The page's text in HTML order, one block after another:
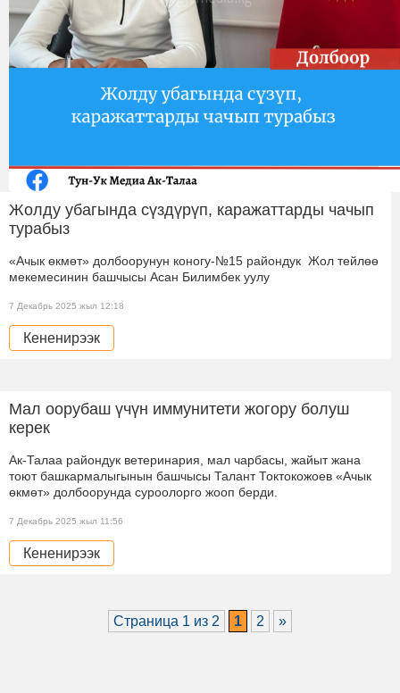
Жолду убагында сүздүрүп, каражаттарды чачып
турабыз
«Ачык өкмөт» долбоорунун коногу-№15 райондук Жол тейлөө
мекемесинин башчысы Асан Билимбек уулу
7 Декабрь 2025 жыл 12:18
Кененирээк
Мал оорубаш үчүн иммунитети жогору болуш
керек
Ак-Талаа райондук ветеринария, мал чарбасы, жайыт жана
тоют башкармалыгынын башчысы Талант Токтокожоев «Ачык
өкмөт» долбоорунда суроолорго жооп берди.
7 Декабрь 2025 жыл 11:56
Кененирээк
Страница 1 из 2 1 2 »